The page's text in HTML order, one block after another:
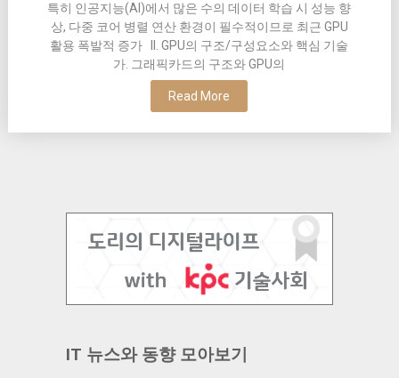
특히 인공지능(AI)에서 많은 수의 데이터 학습 시 성능 향
상, 다중 코어 병렬 연산 환경이 필수적이므로 최근 GPU
활용 폭발적 증가 II. GPU의 구조/구성요소와 핵심 기술
가. 그래픽카드의 구조와 GPU의
Read More
IT 뉴스와 동향 모아보기